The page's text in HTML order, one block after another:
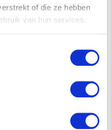
of die ze hebben
van hun services.
Disney Minnie mouse love